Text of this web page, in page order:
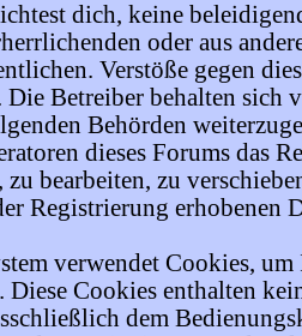
dich, keine
oder aus
Verstöße gegen
Die Betreiber behalten sich
Behörden
dieses Forums das
zu bearbeiten, zu
Registrierung erhobenen
verwendet Cookies,
Diese Cookies enthalten
dem